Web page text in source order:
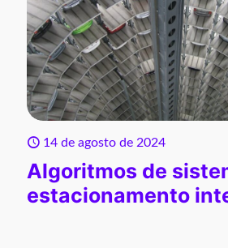
14 de agosto de 2024
Algoritmos de
estacionamento